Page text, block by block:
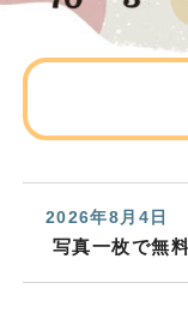
2026年8月4日
写真一枚で無